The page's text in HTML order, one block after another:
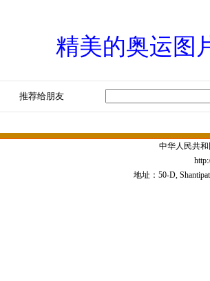
精美的奥运图
推荐给朋友
中华人民共
地址：50-D,